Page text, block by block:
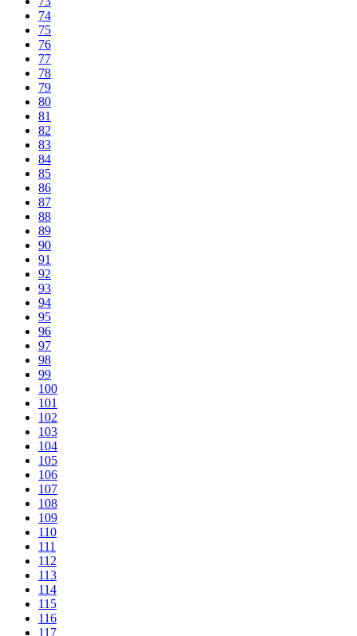
74
75
76
77
78
79
80
81
82
83
84
85
86
87
88
89
90
91
92
93
94
95
96
97
98
99
100
101
102
103
104
105
106
107
108
109
110
111
112
113
114
115
116
117